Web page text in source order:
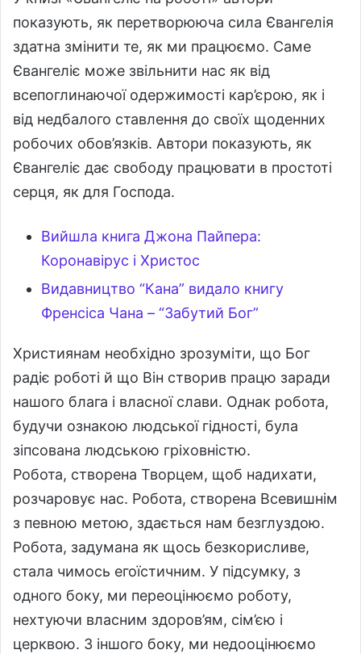
показують, як перетворююча сила Євангелія
здатна змінити те, як ми працюємо. Саме
Євангеліє може звільнити нас як від
всепоглинаючої одержимості кар’єрою, як і
від недбалого ставлення до своїх щоденних
робочих обов’язків. Автори показують, як
Євангеліє дає свободу працювати в простоті
серця, як для Господа.
Вийшла книга Джона Пайпера:
Коронавірус і Христос
Видавництво “Кана” видало книгу
Френсіса Чана – “Забутий Бог”
Християнам необхідно зрозуміти, що Бог
радіє роботі й що Він створив працю заради
нашого блага і власної слави. Однак робота,
будучи ознакою людської гідності, була
зіпсована людською гріховністю.
Робота, створена Творцем, щоб надихати,
розчаровує нас. Робота, створена Всевишнім
з певною метою, здається нам безглуздою.
Робота, задумана як щось безкорисливе,
стала чимось егоїстичним. У підсумку, з
одного боку, ми переоцінюємо роботу,
нехтуючи власним здоров’ям, сім’єю і
церквою. З іншого боку, ми недооцінюємо